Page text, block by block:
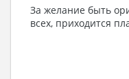
За желание быть
всех, приходится